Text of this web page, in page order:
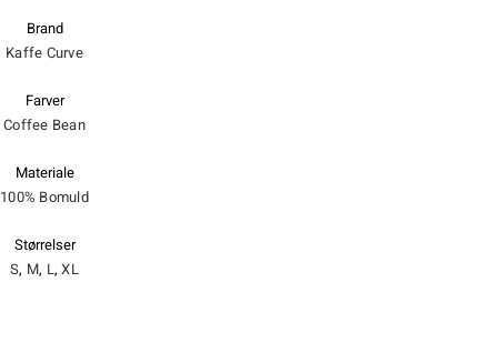
Brand
Kaffe Curve
Farver
Coffee Bean
Materiale
100% Bomuld
Størrelser
S, M, L,XL